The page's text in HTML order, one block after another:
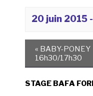
20 juin 2015 -
« BABY-PONEY
16h30/17h30
STAGE BAFA